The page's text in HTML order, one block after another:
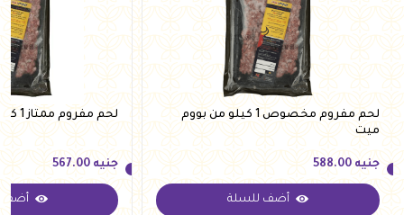
لحم مفروم مخصوص 1 كيلو من بووم
ميت
جنيه
جنيه 588.00
أضف للسلة
لحم مفروم ممتاز 1 كيلو من بووم ميت
جنيه
جنيه 567.00
أضف